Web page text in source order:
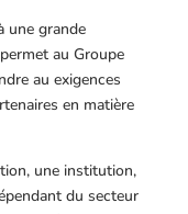
une grande
au Groupe
au exigences
en matière
une institution,
du secteur